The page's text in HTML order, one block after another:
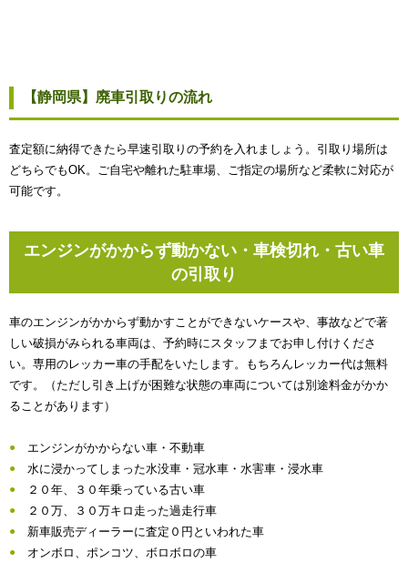
【静岡県】廃車引取りの流れ
査定額に納得できたら早速引取りの予約を入れましょう。引取り場所は
どちらでもOK。ご自宅や離れた駐車場、ご指定の場所など柔軟に対応が
可能です。
エンジンがかからず動かない・車検切れ・古い車
の引取り
車のエンジンがかからず動かすことができないケースや、事故などで著
しい破損がみられる車両は、予約時にスタッフまでお申し付けくださ
い。専用のレッカー車の手配をいたします。もちろんレッカー代は無料
です。（ただし引き上げが困難な状態の車両については別途料金がかか
ることがあります）
エンジンがかからない車・不動車
水に浸かってしまった水没車・冠水車・水害車・浸水車
２０年、３０年乗っている古い車
２０万、３０万キロ走った過走行車
新車販売ディーラーに査定０円といわれた車
オンボロ、ポンコツ、ボロボロの車